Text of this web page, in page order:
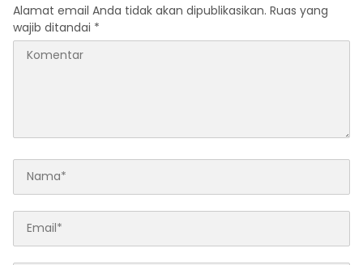
Alamat email Anda tidak akan dipublikasikan. Ruas yang
wajib ditandai *